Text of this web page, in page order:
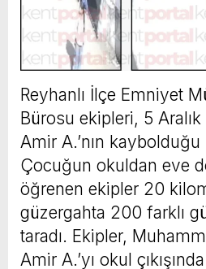
Reyhanlı İlçe Emniyet
Bürosu ekipleri, 5
Amir A.’nın kaybolduğu
Çocuğun okuldan eve
öğrenen ekipler 20
güzergahta 200 farklı
taradı. Ekipler,
Amir A.’yı okul